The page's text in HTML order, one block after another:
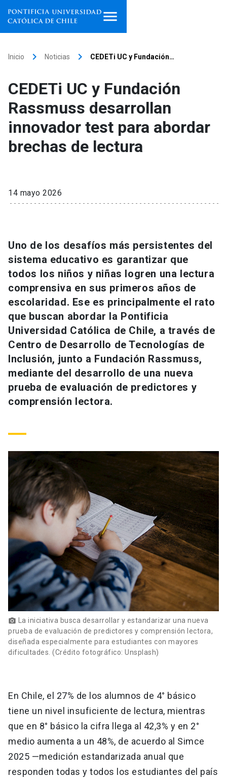
Facultades, escuelas e
institutos
Investigación
Información para keyboard_arrow_down
Futuros estudiantes
Estudiantes
Académicos
Personal
Alumni launch
Padres y familia
Vecinos
Go to english site launch
ACCESOS DIRECTOS
Admisión launch
Correo UC launch
Mi Portal UC launch
Inicio keyboard_arrow_right Noticias keyboard_arrow_right CEDETi UC y Fundación…
CEDETi UC y Fundación
Rassmuss desarrollan
innovador test para abordar
brechas de lectura
14 mayo 2026
Uno de los desafíos más persistentes del
sistema educativo es garantizar que
todos los niños y niñas logren una lectura
comprensiva en sus primeros años de
escolaridad. Ese es principalmente el rato
que buscan abordar la Pontificia
Universidad Católica de Chile, a través de
Centro de Desarrollo de Tecnologías de
Inclusión, junto a Fundación Rassmuss,
mediante del desarrollo de una nueva
prueba de evaluación de predictores y
comprensión lectora.
photo_camera La iniciativa busca desarrollar y estandarizar una nueva
prueba de evaluación de predictores y comprensión lectora,
diseñada especialmente para estudiantes con mayores
dificultades. (Crédito fotográfico: Unsplash)
En Chile, el 27% de los alumnos de 4° básico
tiene un nivel insuficiente de lectura, mientras
que en 8° básico la cifra llega al 42,3% y en 2°
medio aumenta a un 48%, de acuerdo al Simce
2025 —medición estandarizada anual que
responden todas y todos los estudiantes del país